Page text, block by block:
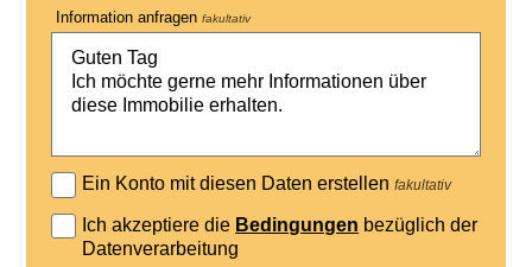
Information anfragen fakultativ
Ein Konto mit diesen Daten erstellenfakultativ
Ich akzeptiere die Bedingungen bezüglich der
Datenverarbeitung